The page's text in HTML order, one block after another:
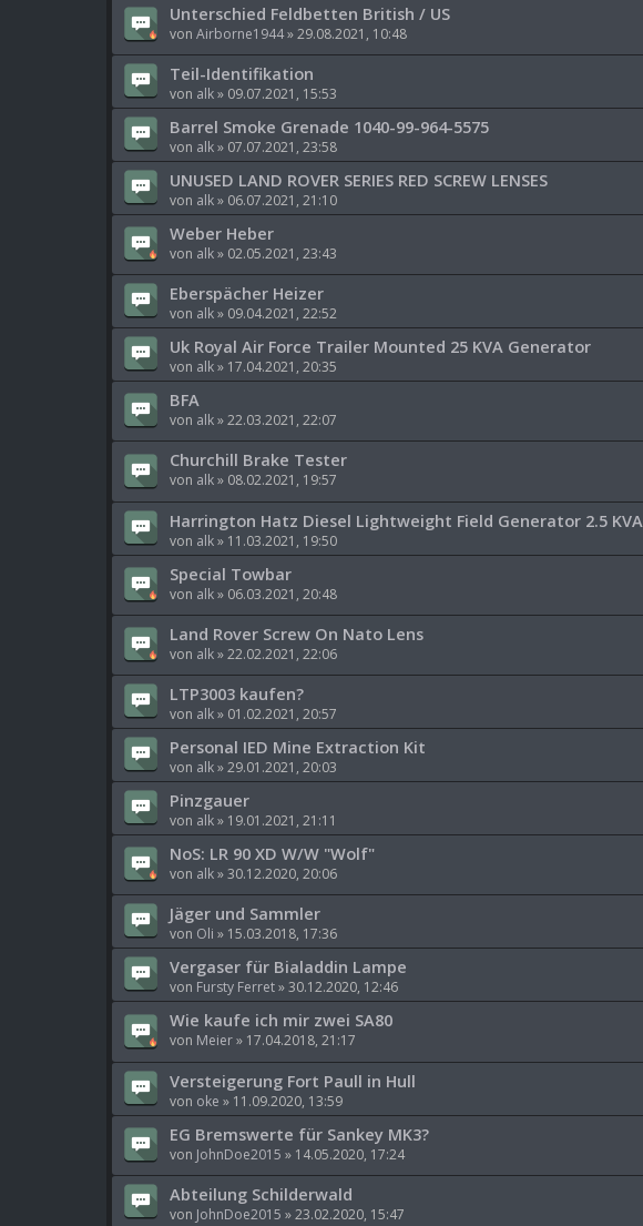
Unterschied Feldbetten British / US
von Airborne1944»29.08.2021, 10:48
Teil-Identifikation
von alk» 09.07.2021, 15:53
Barrel Smoke Grenade 1040-99-964-5575
von alk» 07.07.2021, 23:58
UNUSED LAND ROVER SERIES RED SCREW LENSES
von alk» 06.07.2021, 21:10
Weber Heber
von alk» 02.05.2021, 23:43
Eberspächer Heizer
von alk» 09.04.2021, 22:52
Uk Royal Air Force Trailer Mounted 25 KVA Generator
von alk» 17.04.2021, 20:35
BFA
von alk»22.03.2021, 22:07
Churchill Brake Tester
von alk» 08.02.2021, 19:57
Harrington Hatz Diesel Lightweight Field Generator 2.5 KVA
von alk» 11.03.2021, 19:50
Special Towbar
von alk» 06.03.2021, 20:48
Land Rover Screw On Nato Lens
von alk»22.02.2021, 22:06
LTP3003 kaufen?
von alk» 01.02.2021, 20:57
Personal IED Mine Extraction Kit
von alk»29.01.2021, 20:03
Pinzgauer
von alk» 19.01.2021, 21:11
NoS: LR 90 XD W/W "Wolf"
von alk»30.12.2020, 20:06
Jäger und Sammler
von Oli » 15.03.2018, 17:36
Vergaser für Bialaddin Lampe
von Fursty Ferret»30.12.2020, 12:46
Wie kaufe ich mir zwei SA80
von Meier» 17.04.2018, 21:17
Versteigerung Fort Paull in Hull
von oke » 11.09.2020, 13:59
EG Bremswerte für Sankey MK3?
von JohnDoe2015 » 14.05.2020, 17:24
Abteilung Schilderwald
von JohnDoe2015 »23.02.2020, 15:47